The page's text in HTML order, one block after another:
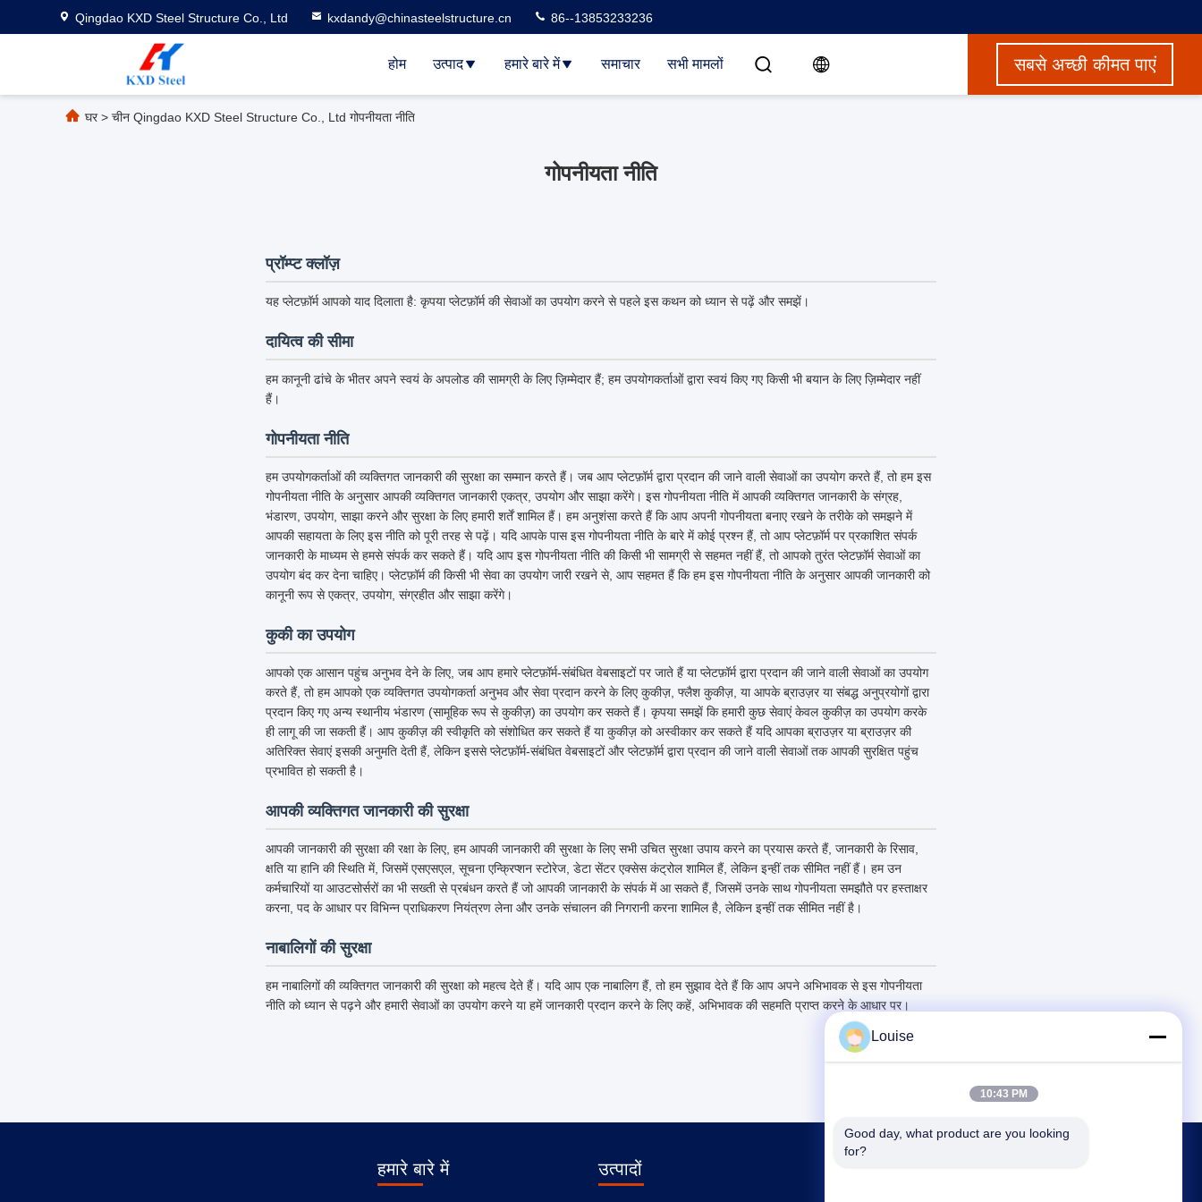
Qingdao KXD Steel Structure Co., Ltd kxdandy@chinasteelstructure.cn 86--13853233236
होम उत्पाद हमारे बारे में समाचार सभी मामलों सबसे अच्छी कीमत पाएं
घर> चीन Qingdao KXD Steel Structure Co., Ltd गोपनीयता नीति
गोपनीयता नीति
प्रॉम्प्ट क्लॉज़
यह प्लेटफ़ॉर्म आपको याद दिलाता है: कृपया प्लेटफ़ॉर्म की सेवाओं का उपयोग करने से पहले इस कथन को ध्यान से पढ़ें और समझें।
दायित्व की सीमा
हम कानूनी ढांचे के भीतर अपने स्वयं के अपलोड की सामग्री के लिए ज़िम्मेदार हैं; हम उपयोगकर्ताओं द्वारा स्वयं किए गए किसी भी बयान के लिए ज़िम्मेदार नहीं
हैं।
गोपनीयता नीति
हम उपयोगकर्ताओं की व्यक्तिगत जानकारी की सुरक्षा का सम्मान करते हैं। जब आप प्लेटफ़ॉर्म द्वारा प्रदान की जाने वाली सेवाओं का उपयोग करते हैं, तो हम इस
गोपनीयता नीति के अनुसार आपकी व्यक्तिगत जानकारी एकत्र, उपयोग और साझा करेंगे। इस गोपनीयता नीति में आपकी व्यक्तिगत जानकारी के संग्रह,
भंडारण, उपयोग, साझा करने और सुरक्षा के लिए हमारी शर्तें शामिल हैं। हम अनुशंसा करते हैं कि आप अपनी गोपनीयता बनाए रखने के तरीके को समझने में
आपकी सहायता के लिए इस नीति को पूरी तरह से पढ़ें। यदि आपके पास इस गोपनीयता नीति के बारे में कोई प्रश्न हैं, तो आप प्लेटफ़ॉर्म पर प्रकाशित संपर्क
जानकारी के माध्यम से हमसे संपर्क कर सकते हैं। यदि आप इस गोपनीयता नीति की किसी भी सामग्री से सहमत नहीं हैं, तो आपको तुरंत प्लेटफ़ॉर्म सेवाओं का
उपयोग बंद कर देना चाहिए। प्लेटफ़ॉर्म की किसी भी सेवा का उपयोग जारी रखने से, आप सहमत हैं कि हम इस गोपनीयता नीति के अनुसार आपकी जानकारी को
कानूनी रूप से एकत्र, उपयोग, संग्रहीत और साझा करेंगे।
कुकी का उपयोग
आपको एक आसान पहुंच अनुभव देने के लिए, जब आप हमारे प्लेटफ़ॉर्म-संबंधित वेबसाइटों पर जाते हैं या प्लेटफ़ॉर्म द्वारा प्रदान की जाने वाली सेवाओं का उपयोग
करते हैं, तो हम आपको एक व्यक्तिगत उपयोगकर्ता अनुभव और सेवा प्रदान करने के लिए कुकीज़, फ्लैश कुकीज़, या आपके ब्राउज़र या संबद्ध अनुप्रयोगों द्वारा
प्रदान किए गए अन्य स्थानीय भंडारण (सामूहिक रूप से कुकीज़) का उपयोग कर सकते हैं। कृपया समझें कि हमारी कुछ सेवाएं केवल कुकीज़ का उपयोग करके
ही लागू की जा सकती हैं। आप कुकीज़ की स्वीकृति को संशोधित कर सकते हैं या कुकीज़ को अस्वीकार कर सकते हैं यदि आपका ब्राउज़र या ब्राउज़र की
अतिरिक्त सेवाएं इसकी अनुमति देती हैं, लेकिन इससे प्लेटफ़ॉर्म-संबंधित वेबसाइटों और प्लेटफ़ॉर्म द्वारा प्रदान की जाने वाली सेवाओं तक आपकी सुरक्षित पहुंच
प्रभावित हो सकती है।
आपकी व्यक्तिगत जानकारी की सुरक्षा
आपकी जानकारी की सुरक्षा की रक्षा के लिए, हम आपकी जानकारी की सुरक्षा के लिए सभी उचित सुरक्षा उपाय करने का प्रयास करते हैं, जानकारी के रिसाव,
क्षति या हानि की स्थिति में, जिसमें एसएसएल, सूचना एन्क्रिप्शन स्टोरेज, डेटा सेंटर एक्सेस कंट्रोल शामिल हैं, लेकिन इन्हीं तक सीमित नहीं हैं। हम उन
कर्मचारियों या आउटसोर्सरों का भी सख्ती से प्रबंधन करते हैं जो आपकी जानकारी के संपर्क में आ सकते हैं, जिसमें उनके साथ गोपनीयता समझौते पर हस्ताक्षर
करना, पद के आधार पर विभिन्न प्राधिकरण नियंत्रण लेना और उनके संचालन की निगरानी करना शामिल है, लेकिन इन्हीं तक सीमित नहीं है।
नाबालिगों की सुरक्षा
हम नाबालिगों की व्यक्तिगत जानकारी की सुरक्षा को महत्व देते हैं। यदि आप एक नाबालिग हैं, तो हम सुझाव देते हैं कि आप अपने अभिभावक से इस गोपनीयता
नीति को ध्यान से पढ़ने और हमारी सेवाओं का उपयोग करने या हमें जानकारी प्रदान करने के लिए कहें, अभिभावक की सहमति प्राप्त करने के आधार पर।
हमारे बारे में उत्पादों
Louise
10:43 PM
Good day, what product are you looking
for?